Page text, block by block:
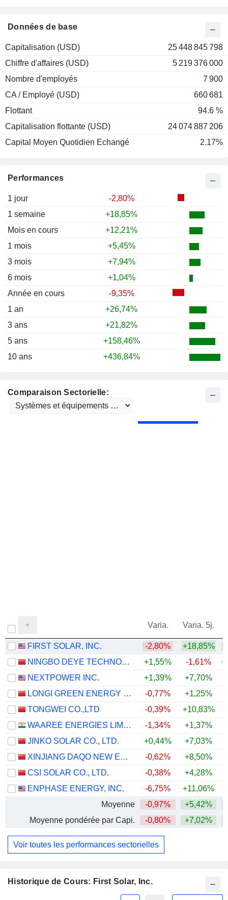
Performances
1 jour
-2,80%
1 semaine
+18,85%
Mois en cours
+12,21%
1 mois
+5,45%
3 mois
+7,94%
6 mois
+1,04%
Année en cours
-9,35%
1 an
+26,74%
3 ans
+21,82%
5 ans
+158,46%
10 ans
+436,84%
Données de base
Capitalisation (USD)
25 448 845 798
Chiffre d'affaires (USD)
5 219 376 000
Nombre d'employés
7 900
CA / Employé (USD)
660 681
Flottant
94.6 %
Capitalisation flottante (USD)
24 074 887 206
Capital Moyen Quotidien Echangé
2.17%
Comparaison Sectorielle:
Varia. Varia. 5j.
FIRST SOLAR, INC. -2,80% +18,85%
NINGBO DEYE TECHNOLOGY GROUP CO., LTD.
+1,55% -1,61%
NEXTPOWER INC.
+1,39% +7,70%
LONGI GREEN ENERGY TECHNOLOGY CO., LTD.
-0,77% +1,25%
TONGWEI CO.,LTD
-0,39% +10,83%
WAAREE ENERGIES LIMITED
-1,34% +1,37%
JINKO SOLAR CO., LTD.
+0,44% +7,03%
XINJIANG DAQO NEW ENERGY CO.,LTD.
-0,62% +8,50%
CSI SOLAR CO., LTD.
-0,38% +4,28%
ENPHASE ENERGY, INC.
-6,75% +11,06%
Moyenne
-0,97% +5,42%
Moyenne pondérée par Capi.
-0,80% +7,02%
Voir toutes les performances sectorielles
Historique de Cours: First Solar, Inc.